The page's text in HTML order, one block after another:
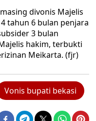
divonis Majelis
tahun 6 bulan penjara
3 bulan
hakim, terbukti
Meikarta. (fjr)
Vonis bupati bekasi